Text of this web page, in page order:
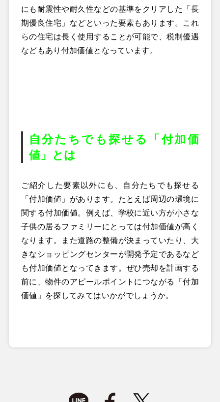
にも耐震性や耐久性などの基準をクリアした「長
期優良住宅」などといった要素もあります。これ
らの住宅は長く使用することが可能で、税制優遇
などもあり付加価値となっています。
自分たちでも探せる「付加価
値」とは
ご紹介した要素以外にも、自分たちでも探せる
「付加価値」があります。たとえば周辺の環境に
関する付加価値。例えば、学校に近い方が小さな
子供の居るファミリーにとっては付加価値が高く
なります。また道路の整備が決まっていたり、大
きなショッピングセンターが開発予定であるなど
も付加価値となってきます。ぜひ売却を計画する
前に、物件のアピールポイントにつながる「付加
価値」を探してみてはいかがでしょうか。